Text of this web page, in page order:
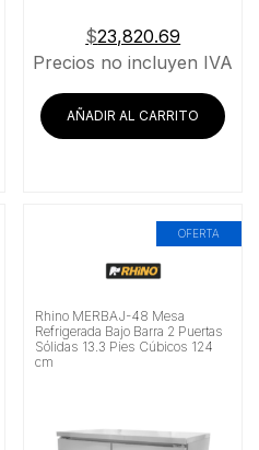
$23,820.69
Precios no incluyen IVA
AÑADIR AL CARRITO
OFERTA
Rhino MERBAJ-48 Mesa
Refrigerada Bajo Barra 2 Puertas
Sólidas 13.3 Pies Cúbicos 124
cm